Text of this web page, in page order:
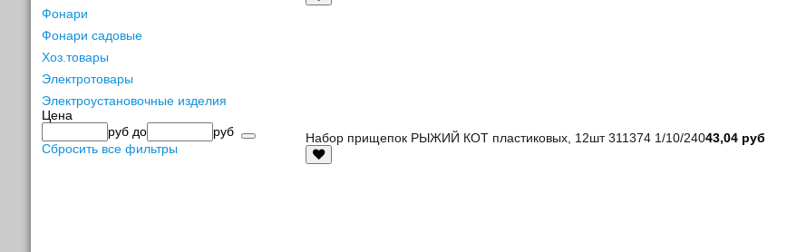
Фонари
Фонари садовые
Хоз.товары
Электротовары
Электроустановочные изделия
Цена
руб до
руб
Сбросить все фильтры
Набор прищепок РЫЖИЙ КОТ пластиковых, 12шт 311374 1/10/24043,04 руб